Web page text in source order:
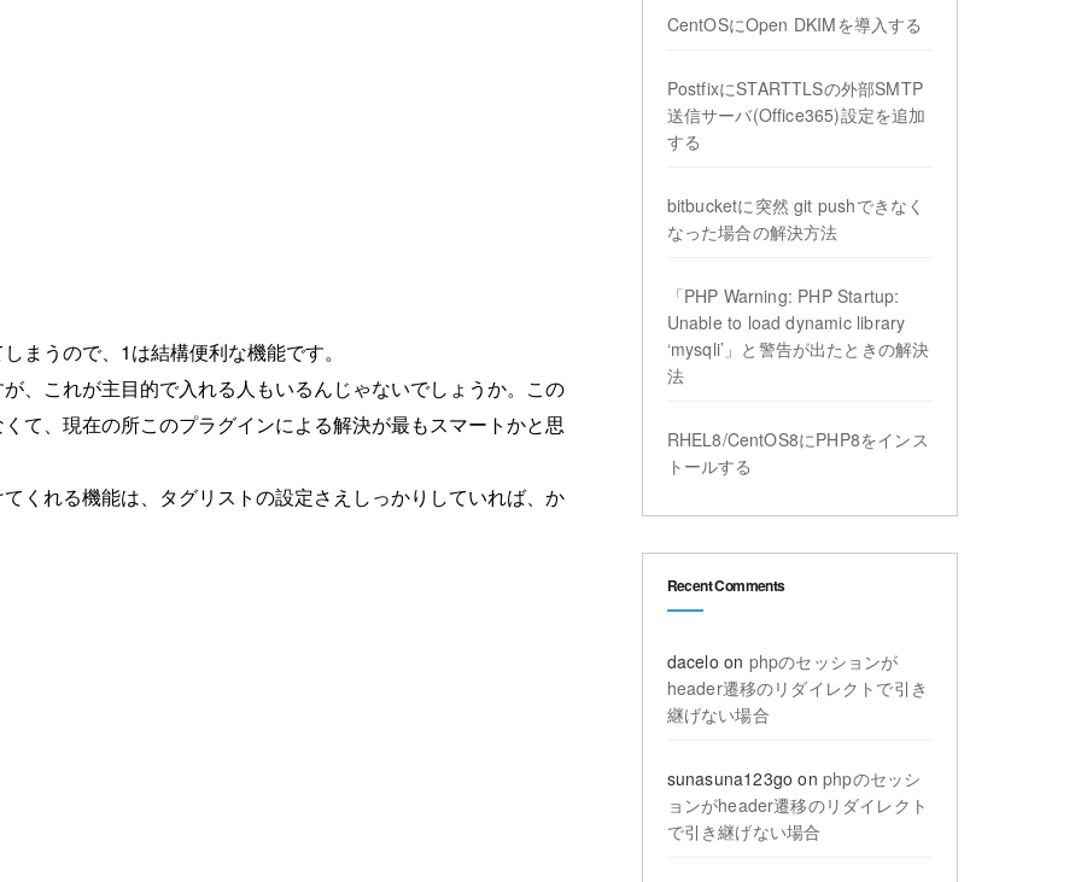
まうので、1は結構便利な機能です。
、これが主目的で入れる人もいるんじゃないでしょうか。この
て、現在の所このプラグインによる解決が最もスマートかと思
くれる機能は、タグリストの設定さえしっかりしていれば、か
CentOSにOpen DKIMを導入する
PostfixにSTARTTLSの外部SMTP
送信サーバ(Office365)設定を追加
する
bitbucketに突然 git pushできなく
なった場合の解決方法
「PHP Warning: PHP Startup:
Unable to load dynamic library
‘mysqli’」と警告が出たときの解決
法
RHEL8/CentOS8にPHP8をインス
トールする
Recent Comments
dacelo on phpのセッションが
header遷移のリダイレクトで引き
継げない場合
sunasuna123go on phpのセッシ
ョンがheader遷移のリダイレクト
で引き継げない場合